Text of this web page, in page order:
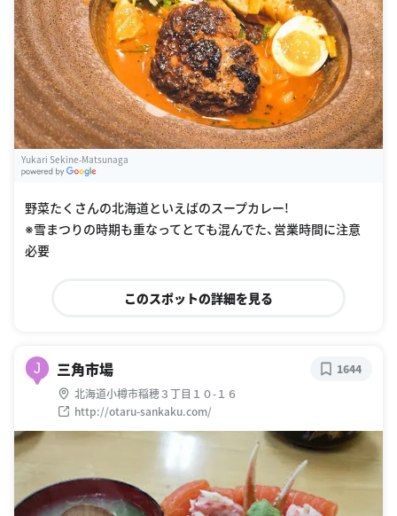
Yukari Sekine-Matsunaga
野菜たくさんの北海道といえばのスープカレー!
※雪まつりの時期も重なってとても混んでた、営業時間に注意
必要
このスポットの詳細を見る
J 三角市場
北海道小樽市稲穂３丁目１０-１６
http://otaru-sankaku.com/
1644